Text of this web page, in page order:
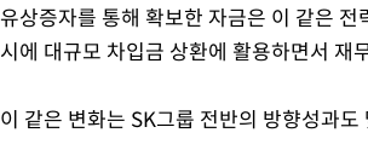
유상증자를 통해 확보한 자금은 이 같은
시에 대규모 차입금 상환에 활용하면서 재
이 같은 변화는 SK그룹 전반의 방향성과도